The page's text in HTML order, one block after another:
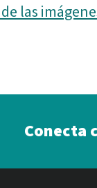
las
Conecta